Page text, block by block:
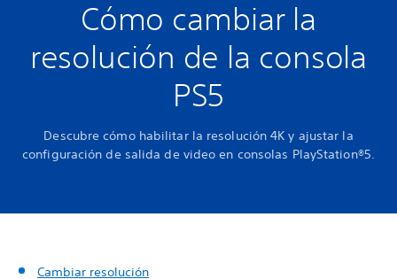
Cómo cambiar la
resolución de la consola
PS5
Descubre cómo habilitar la resolución 4K y ajustar la
configuración de salida de video en consolas PlayStation®5.
Cambiar resolución